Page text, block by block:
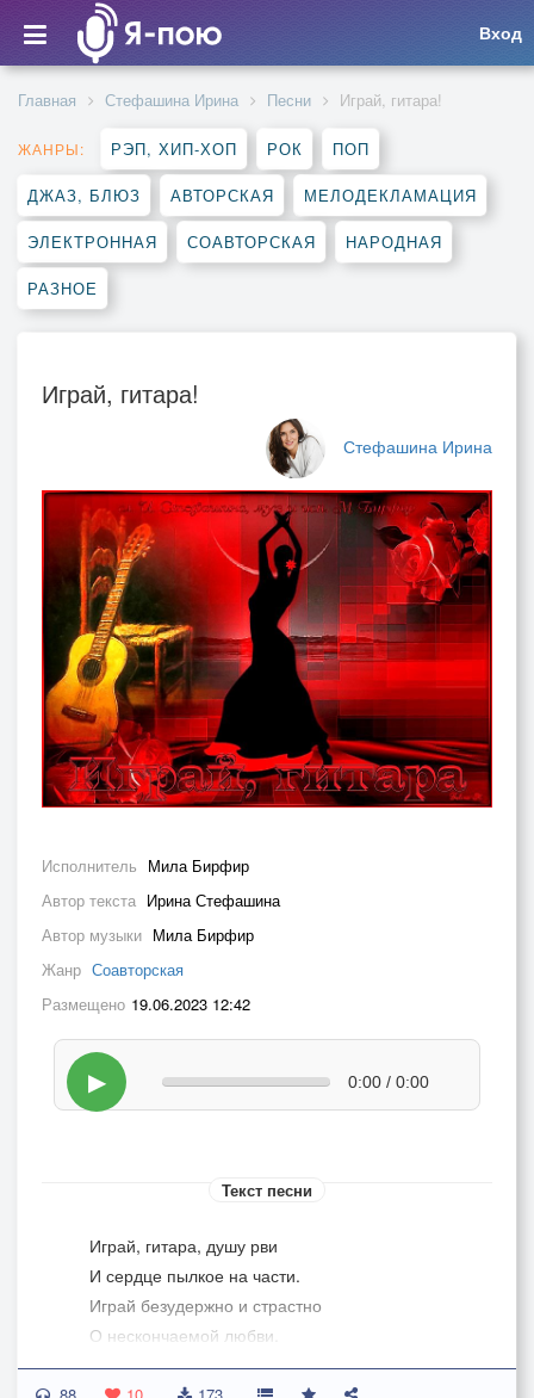
Вход
Главная Стефашина Ирина Песни Играй, гитара!
ЖАНРЫ: РЭП, ХИП-ХОП РОК ПОП
ДЖАЗ, БЛЮЗ АВТОРСКАЯ МЕЛОДЕКЛАМАЦИЯ
ЭЛЕКТРОННАЯ СОАВТОРСКАЯ НАРОДНАЯ
РАЗНОЕ
Играй, гитара!
Стефашина Ирина
Исполнитель Мила Бирфир
Автор текста Ирина Стефашина
Автор музыки Мила Бирфир
Жанр Соавторская
Размещено 19.06.2023 12:42
▶ 0:00 / 0:00
Текст песни
Играй, гитара, душу рви
И сердце пылкое на части.
Играй безудержно и страстно
О нескончаемой любви.
88 10 173